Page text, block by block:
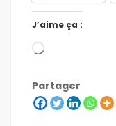
J’aime ça :
Partager